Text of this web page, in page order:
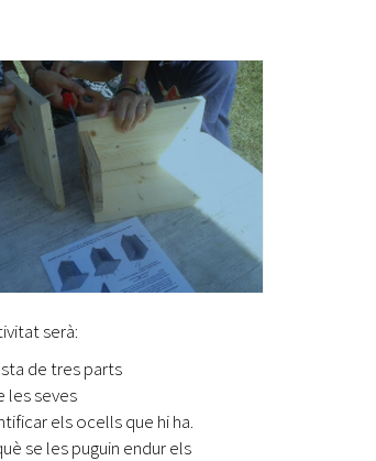
de Comptes
a Informació Pública
Obertes
de Serveis i Tràmits
serà:
de tres parts
les seves
els ocells que hi ha.
se les puguin endur els